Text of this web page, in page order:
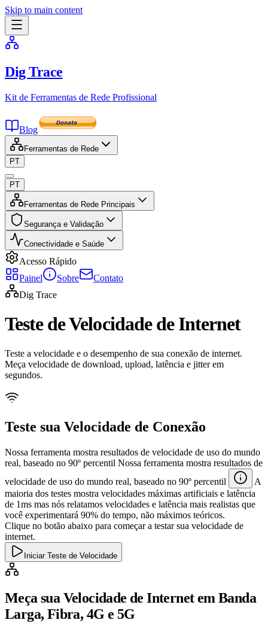
Skip to main content
Dig Trace
Kit de Ferramentas de Rede Profissional
Blog
Ferramentas de Rede
PT
PT
Ferramentas de Rede Principais
Segurança e Validação
Conectividade e Saúde
Acesso Rápido
Painel
Sobre
Contato
Dig Trace
Teste de Velocidade de Internet
Teste a velocidade e o desempenho de sua conexão de internet.
Meça velocidade de download, upload, latência e jitter em
segundos.
Teste sua Velocidade de Conexão
Nossa ferramenta mostra resultados de velocidade de uso do mundo
real, baseado no 90º percentil Nossa ferramenta mostra resultados de
velocidade de uso do mundo real, baseado no 90º percentil
A
maioria dos testes mostra velocidades máximas artificiais e latência
de 1ms mas nós relatamos velocidades e latência mais realistas que
você experimentará 90% do tempo, não máximos teóricos.
Clique no botão abaixo para começar a testar sua velocidade de
internet.
Iniciar Teste de Velocidade
Meça sua Velocidade de Internet em Banda
Larga, Fibra, 4G e 5G